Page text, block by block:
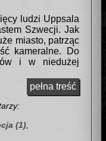
ludzi Uppsala
Szwecji. Jak
miasto, patrząc
kameralne. Do
i w niedużej
pełna treść
(1)